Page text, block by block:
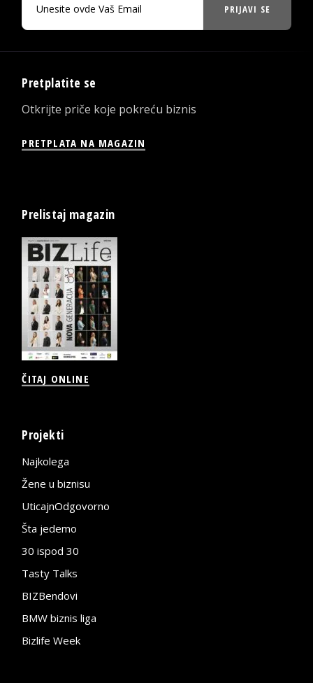
PRIJAVI SE
Pretplatite se
Otkrijte priče koje pokreću biznis
PRETPLATA NA MAGAZIN
Prelistaj magazin
ČITAJ ONLINE
Projekti
Najkolega
Žene u biznisu
UticajnOdgovorno
Šta jedemo
30 ispod 30
Tasty Talks
BIZBendovi
BMW biznis liga
Bizlife Week